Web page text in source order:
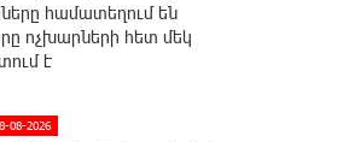
համատեղում են
ոչխարների հետ մեկ
է
08-2026